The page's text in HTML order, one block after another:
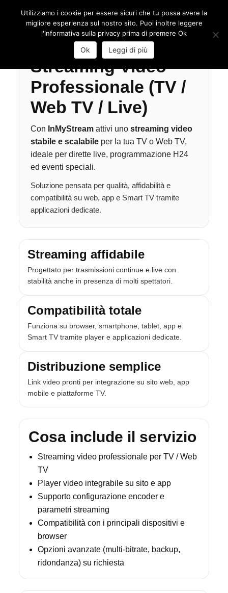
Streaming Video
Professionale (TV /
Web TV / Live)
Con InMyStream attivi uno streaming video
stabile e scalabile per la tua TV o Web TV,
ideale per dirette live, programmazione H24
ed eventi speciali.
Soluzione pensata per qualità, affidabilità e
compatibilità su web, app e Smart TV tramite
applicazioni dedicate.
Streaming affidabile
Progettato per trasmissioni continue e live con
stabilità anche in presenza di molti spettatori.
Compatibilità totale
Funziona su browser, smartphone, tablet, app e
Smart TV tramite player e applicazioni dedicate.
Distribuzione semplice
Link video pronti per integrazione su sito web, app
mobile e piattaforme TV.
Cosa include il servizio
Streaming video professionale per TV / Web
TV
Player video integrabile su sito e app
Supporto configurazione encoder e
parametri streaming
Compatibilità con i principali dispositivi e
browser
Opzioni avanzate (multi-bitrate, backup,
ridondanza) su richiesta
Utilizziamo i cookie per essere sicuri che tu possa avere la
migliore esperienza sul nostro sito. Puoi inoltre leggere
l'informativa sulla privacy prima di premere Ok
Ok Leggi di più